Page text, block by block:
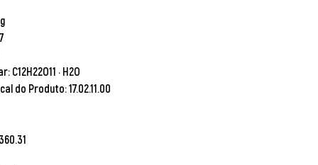
C12H22O11 · H2O
do Produto:17.02.11.00
360.31